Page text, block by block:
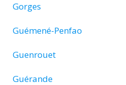
Gorges
Guémené-Penfao
Guenrouet
Guérande